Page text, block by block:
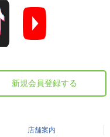
新規会員登録する
店舗案内